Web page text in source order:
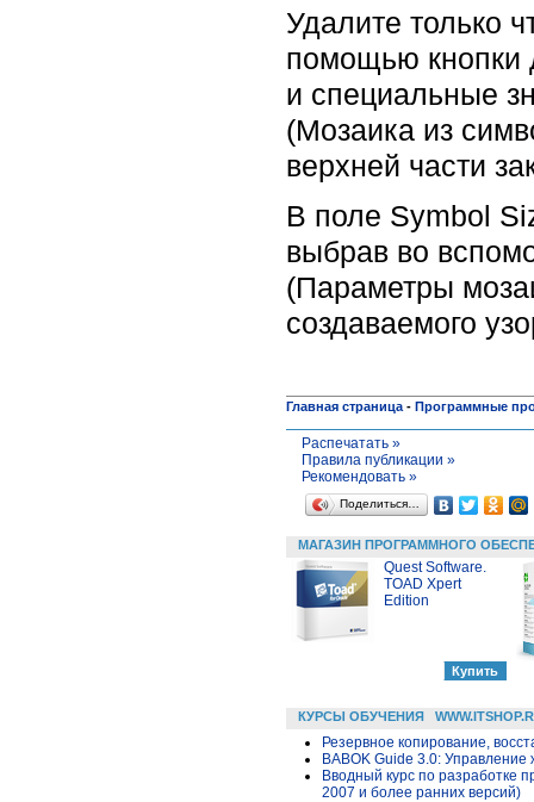
Удалите только
помощью кнопки
и специальные
(Мозаика из
верхней части
В поле Symbol
выбрав во
(Параметры
создаваемого
Главная страница - Программные
Распечатать »
Правила публикации »
Рекомендовать »
Поделиться…
МАГАЗИН ПРОГРАММНОГО
Quest Software.
TOAD Xpert
Edition
КУРСЫ ОБУЧЕНИЯ
Резервное копирование,
BABOK Guide 3.0:
Вводный курс по разработке
2007 и более ранних версий)